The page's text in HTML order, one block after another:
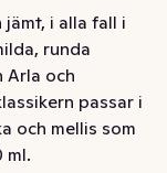
i alla fall i
runda
Arla och
passar i
och mellis som
ml.